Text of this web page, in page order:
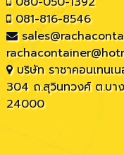
081-816-8546
บริษัท ราชาคอนเทนเ
304 ถ.สุวินทวงศ์ ต.บาง
24000